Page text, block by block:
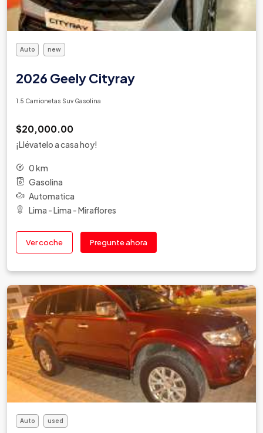
Auto new
2026 Geely Cityray
1.5 Camionetas Suv Gasolina
$20,000.00
¡Llévatelo a casa hoy!
0 km
Gasolina
Automatica
Lima - Lima - Miraflores
Ver coche Pregunte ahora
Auto used